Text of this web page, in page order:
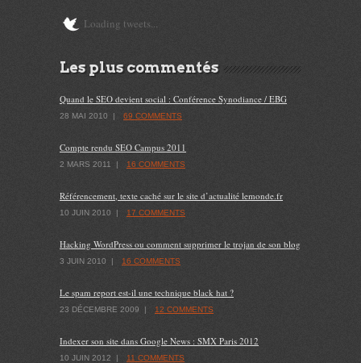
Loading tweets...
Les plus commentés
Quand le SEO devient social : Conférence Synodiance / EBG
28 MAI 2010 | 69 COMMENTS
Compte rendu SEO Campus 2011
2 MARS 2011 | 16 COMMENTS
Référencement, texte caché sur le site d’actualité lemonde.fr
10 JUIN 2010 | 17 COMMENTS
Hacking WordPress ou comment supprimer le trojan de son blog
3 JUIN 2010 | 16 COMMENTS
Le spam report est-il une technique black hat ?
23 DÉCEMBRE 2009 | 12 COMMENTS
Indexer son site dans Google News : SMX Paris 2012
10 JUIN 2012 | 11 COMMENTS